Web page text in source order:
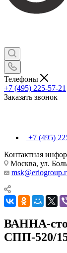
Телефоны
+7 (495) 225-57-21
Заказать звонок
+7 (495)
Контактная
Москва, ул.
ВАННА-
СПП-520/